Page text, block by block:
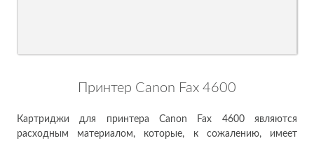
Принтер Canon Fax 4600
Картриджи для принтера Canon Fax 4600 являются
расходным материалом, которые, к сожалению, имеет